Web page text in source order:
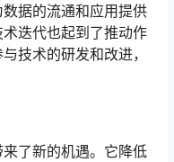
据的流通和应用提供
迭代也起到了推动作
技术的研发和改进，
了新的机遇。它降低